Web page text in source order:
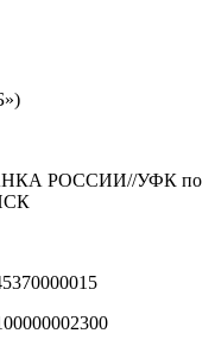
РОССИИ//УФК по